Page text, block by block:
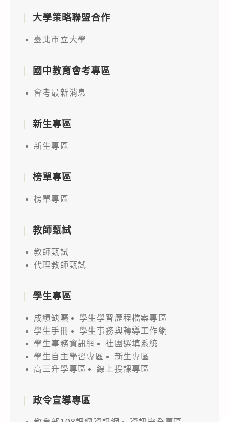
大學策略聯盟合作
臺北市立大學
國中教育會考專區
會考最新消息
新生專區
新生專區
榜單專區
榜單專區
教師甄試
教師甄試
代理教師甄試
學生專區
成績缺曠
學生學習歷程檔案專區
學生手冊
學生事務與轉導工作網
學生事務資訊網
社團選填系統
學生自主學習專區
新生專區
高三升學專區
線上授課專區
政令宣導專區